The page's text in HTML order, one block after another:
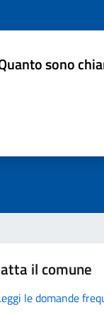
sono
il comune
le domande